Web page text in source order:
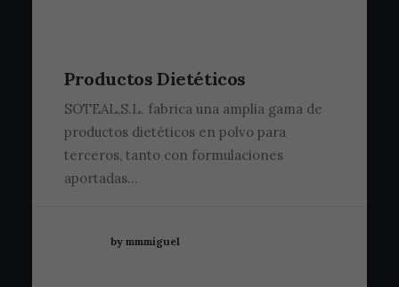
Productos Dietéticos
SOTEAL,S.L. fabrica una amplia gama de
productos dietéticos en polvo para
terceros, tanto con formulaciones
aportadas…
by mmmiguel